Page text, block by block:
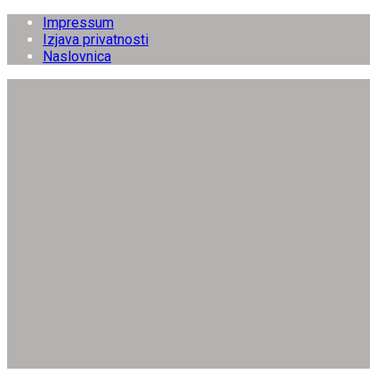
Impressum
Izjava privatnosti
Naslovnica